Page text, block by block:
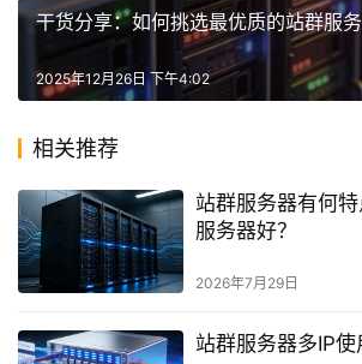
干货分享：如何挑选最优质的站群服务
2025年12月26日 下午4:02
相关推荐
站群服务器有何
服务器好？
2026年7月29日
站群服务器多IP使